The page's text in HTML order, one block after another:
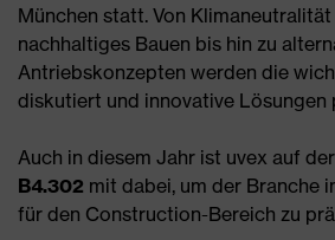
München statt. Von
nachhaltiges Bauen bis hin zu
Antriebskonzepten werden die
diskutiert und innovative Lösungen
Auch in diesem Jahr ist uvex auf
B4.302 mit dabei, um der Branche
für den Construction-Bereich zu